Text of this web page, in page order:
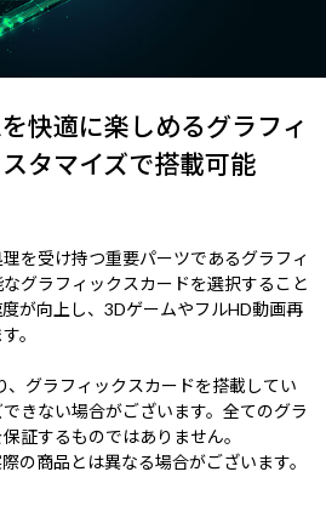
快適に楽しめるグラフィ
タマイズで搭載可能
を受け持つ重要パーツであるグラフィ
グラフィックスカードを選択すること
が向上し、3DゲームやフルHD動画再
。
グラフィックスカードを搭載してい
きない場合がございます。全てのグラ
証するものではありません。
の商品とは異なる場合がございます。